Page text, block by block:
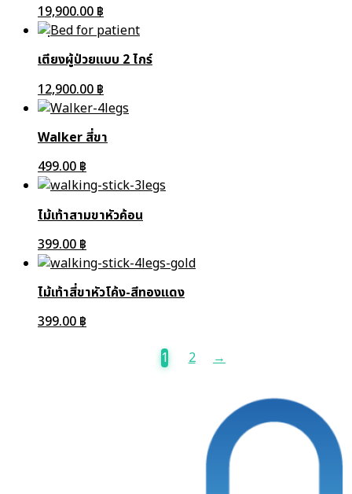
19,900.00฿
เตียงผู้ป่วยแบบ 2 ไกร์
12,900.00 ฿
Walker สี่ขา
499.00฿
ไม้เท้าสามขาหัวค้อน
399.00 ฿
ไม้เท้าสี่ขาหัวโค้ง-สีทองแดง
399.00฿
1
2 →